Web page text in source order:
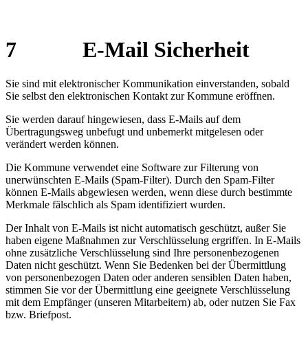
7 E-Mail Sicherheit
Sie sind mit elektronischer Kommunikation einverstanden, sobald
Sie selbst den elektronischen Kontakt zur Kommune eröffnen.
Sie werden darauf hingewiesen, dass E-Mails auf dem
Übertragungsweg unbefugt und unbemerkt mitgelesen oder
verändert werden können.
Die Kommune verwendet eine Software zur Filterung von
unerwünschten E-Mails (Spam-Filter). Durch den Spam-Filter
können E-Mails abgewiesen werden, wenn diese durch bestimmte
Merkmale fälschlich als Spam identifiziert wurden.
Der Inhalt von E-Mails ist nicht automatisch geschützt, außer Sie
haben eigene Maßnahmen zur Verschlüsselung ergriffen. In E-Mails
ohne zusätzliche Verschlüsselung sind Ihre personenbezogenen
Daten nicht geschützt. Wenn Sie Bedenken bei der Übermittlung
von personenbezogen Daten oder anderen sensiblen Daten haben,
stimmen Sie vor der Übermittlung eine geeignete Verschlüsselung
mit dem Empfänger (unseren Mitarbeitern) ab, oder nutzen Sie Fax
bzw. Briefpost.